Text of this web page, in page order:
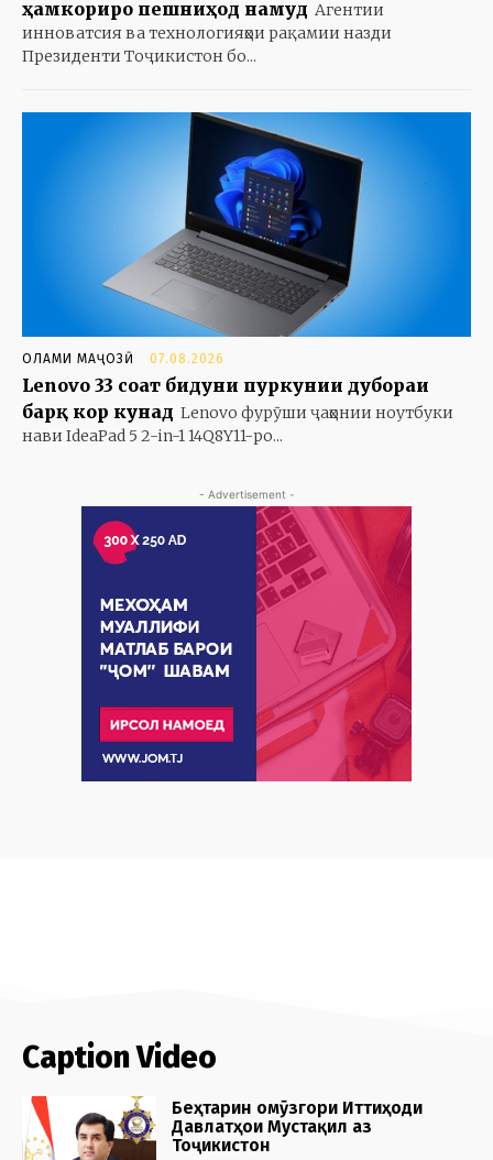
ҳамкориро пешниҳод намуд Агентии
инноватсия ва технологияҳои рақамии назди
Президенти Тоҷикистон бо...
ОЛАМИ МАҶОЗӢ 07.08.2026
Lenovo 33 соат бидуни пуркунии дубораи
барқ кор кунад Lenovo фурӯши ҷаҳонии ноутбуки
нави IdeaPad 5 2-in-1 14Q8Y11-ро...
- Advertisement -
Caption Video
Беҳтарин омӯзгори Иттиҳоди
Давлатҳои Мустақил аз
Тоҷикистон